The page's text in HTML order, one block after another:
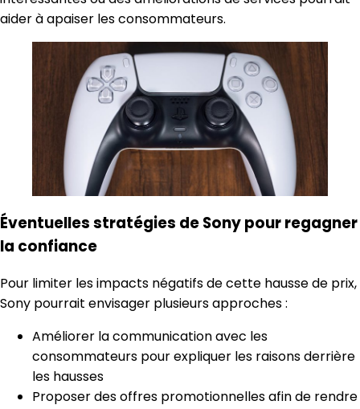
aider à apaiser les consommateurs.
Éventuelles stratégies de Sony pour regagner
la confiance
Pour limiter les impacts négatifs de cette hausse de prix,
Sony pourrait envisager plusieurs approches :
Améliorer la communication avec les
consommateurs pour expliquer les raisons derrière
les hausses
Proposer des offres promotionnelles afin de rendre